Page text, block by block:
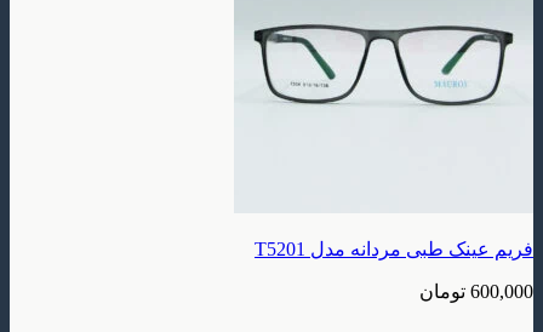
فریم عینک طبی مردانه مدل T5201
600,000 تومان